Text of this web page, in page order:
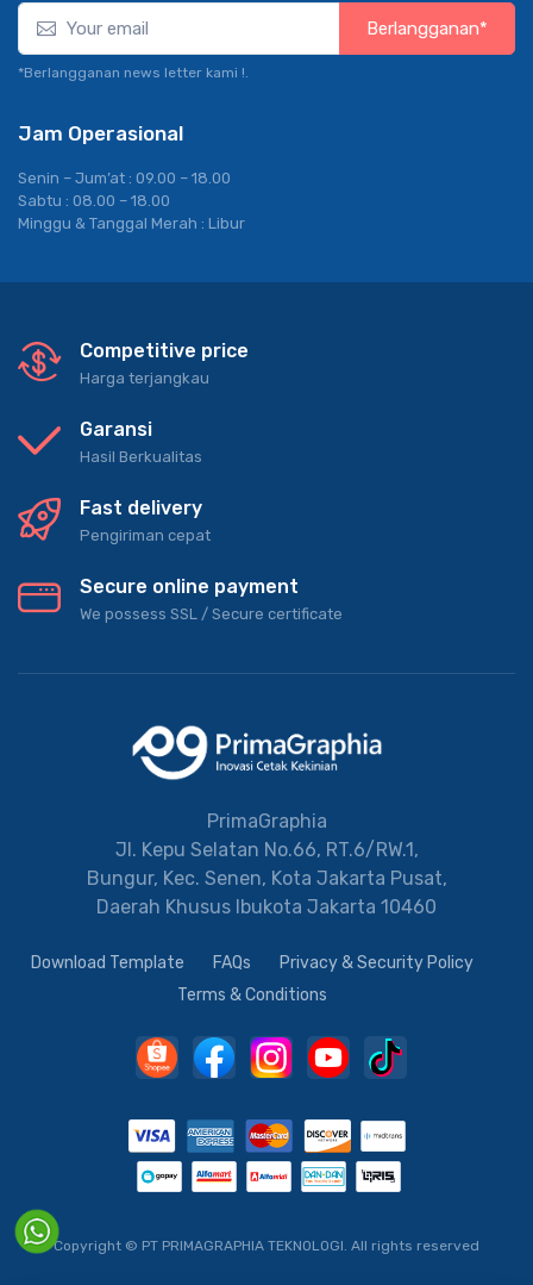
Berlangganan*
*Berlangganan news letter kami !.
Jam Operasional
Senin – Jum’at : 09.00 – 18.00
Sabtu : 08.00 – 18.00
Minggu & Tanggal Merah : Libur
Competitive price
Harga terjangkau
Garansi
Hasil Berkualitas
Fast delivery
Pengiriman cepat
Secure online payment
We possess SSL / Secure сertificate
PrimaGraphia
Jl. Kepu Selatan No.66, RT.6/RW.1,
Bungur, Kec. Senen, Kota Jakarta Pusat,
Daerah Khusus Ibukota Jakarta 10460
Download Template FAQs
Privacy & Security Policy
Terms & Conditions
Copyright © PT PRIMAGRAPHIA TEKNOLOGI. All rights reserved